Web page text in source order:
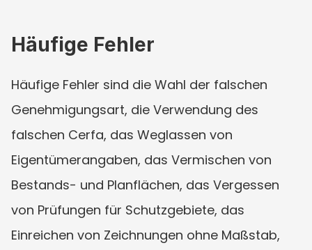
Häufige Fehler
Häufige Fehler sind die Wahl der falschen
Genehmigungsart, die Verwendung des
falschen Cerfa, das Weglassen von
Eigentümerangaben, das Vermischen von
Bestands- und Planflächen, das Vergessen
von Prüfungen für Schutzgebiete, das
Einreichen von Zeichnungen ohne Maßstab,